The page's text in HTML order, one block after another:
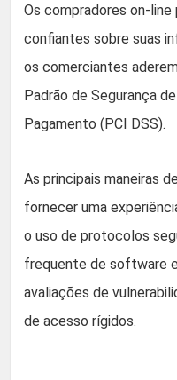
Os compradores on-
confiantes sobre suas
os comerciantes
Padrão de Segurança
Pagamento (PCI DSS).
As principais maneiras
fornecer uma
o uso de protocolos
frequente de software
avaliações de
de acesso rígidos.